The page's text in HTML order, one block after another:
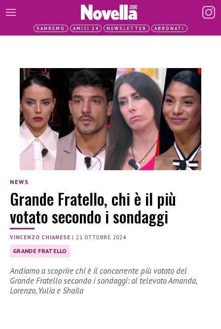
SANREMO AMICI 24 NEWSLETTER ABBONATI
NEWS
Grande Fratello, chi è il più
votato secondo i sondaggi
VINCENZO CHIANESE |21 OTTOBRE 2024
GRANDE FRATELLO
Andiamo a scoprire chi è il concorrente più votato del
Grande Fratello secondo i sondaggi: al televoto Amanda,
Lorenzo, Yulia e Shaila